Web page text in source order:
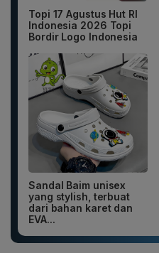
Topi 17 Agustus Hut RI
Indonesia 2026 Topi
Bordir Logo Indonesia
Sandal Baim unisex
yang stylish, terbuat
dari bahan karet dan
EVA...